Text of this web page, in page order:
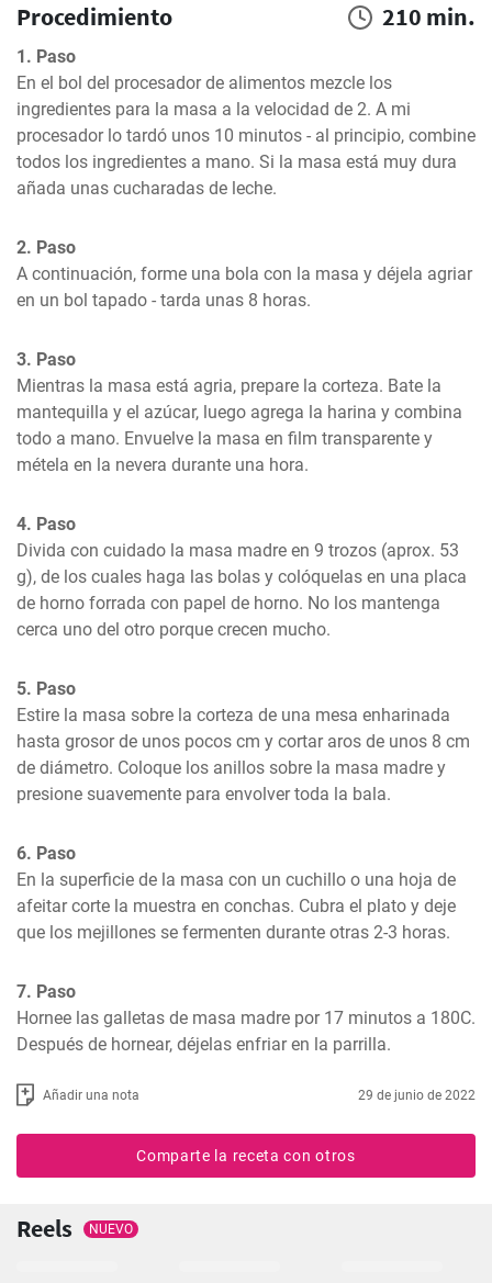
Procedimiento 210 min.
1. Paso
En el bol del procesador de alimentos mezcle los
ingredientes para la masa a la velocidad de 2. A mi
procesador lo tardó unos 10 minutos - al principio, combine
todos los ingredientes a mano. Si la masa está muy dura
añada unas cucharadas de leche.
2. Paso
A continuación, forme una bola con la masa y déjela agriar
en un bol tapado - tarda unas 8 horas.
3. Paso
Mientras la masa está agria, prepare la corteza. Bate la
mantequilla y el azúcar, luego agrega la harina y combina
todo a mano. Envuelve la masa en film transparente y
métela en la nevera durante una hora.
4. Paso
Divida con cuidado la masa madre en 9 trozos (aprox. 53
g), de los cuales haga las bolas y colóquelas en una placa
de horno forrada con papel de horno. No los mantenga
cerca uno del otro porque crecen mucho.
5. Paso
Estire la masa sobre la corteza de una mesa enharinada
hasta grosor de unos pocos cm y cortar aros de unos 8 cm
de diámetro. Coloque los anillos sobre la masa madre y
presione suavemente para envolver toda la bala.
6. Paso
En la superficie de la masa con un cuchillo o una hoja de
afeitar corte la muestra en conchas. Cubra el plato y deje
que los mejillones se fermenten durante otras 2-3 horas.
7. Paso
Hornee las galletas de masa madre por 17 minutos a 180C.
Después de hornear, déjelas enfriar en la parrilla.
Añadir una nota 29 de junio de 2022
Comparte la receta con otros
Reels NUEVO